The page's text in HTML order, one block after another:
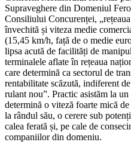
Supraveghere din Domeniul
Consiliului Concurenței,
învechită și viteza medie
(15,45 km/h, față de o medie
lipsa acută de facilități de
terminalele aflate în rețeaua
care determină ca sectorul de
rentabilitate scăzută, indiferent
rulant nou”. Practic asistăm la
determină o viteză foarte mică
la rândul său, o cerere sub
calea ferată și, pe cale de
companiilor din domeniu.